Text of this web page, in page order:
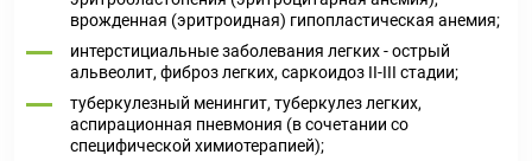
врожденная (эритроидная) гипопластическая анемия;
интерстициальные заболевания легких - острый
альвеолит, фиброз легких, саркоидоз II-III стадии;
туберкулезный менингит, туберкулез легких,
аспирационная пневмония (в сочетании со
специфической химиотерапией);